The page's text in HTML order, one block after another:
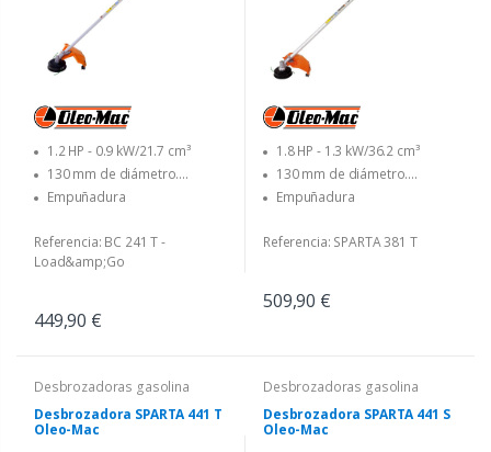
1.2 HP - 0.9 kW/21.7 cm³
130 mm de diámetro.
Cabezal Load&Go con 2,40 mm
de diámetro. linea - 255 mm
Empuñadura
Referencia: BC 241 T -
Load&amp;Go
449,90 €
1.8 HP - 1.3 kW/36.2 cm³
130 mm de diámetro.
Cabezal Load&Go con
diámetro 3.00 mm. linea - 255
Empuñadura
Referencia: SPARTA 381 T
509,90 €
Desbrozadoras gasolina
Desbrozadora SPARTA 441 T
Oleo-Mac
Desbrozadoras gasolina
Desbrozadora SPARTA 441 S
Oleo-Mac